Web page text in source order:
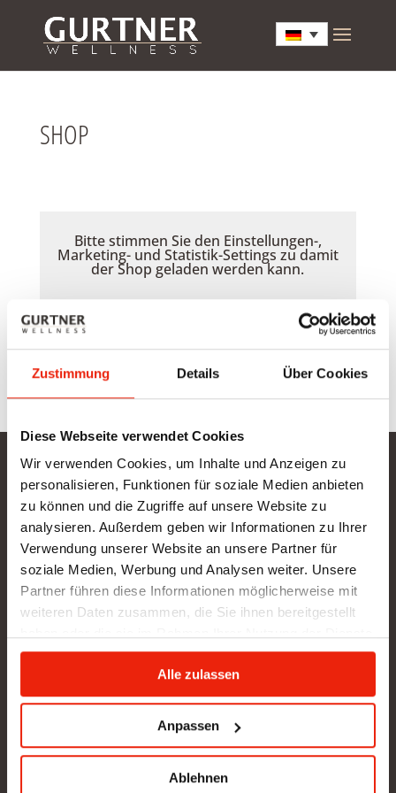
Zustimmung Details Über Cookies
Diese Webseite verwendet Cookies
Wir verwenden Cookies, um Inhalte und Anzeigen zu
personalisieren, Funktionen für soziale Medien anbieten
zu können und die Zugriffe auf unsere Website zu
analysieren. Außerdem geben wir Informationen zu Ihrer
Verwendung unserer Website an unsere Partner für
soziale Medien, Werbung und Analysen weiter. Unsere
Partner führen diese Informationen möglicherweise mit
weiteren Daten zusammen, die Sie ihnen bereitgestellt
gesammelt haben.
Alle zulassen
Anpassen
Ablehnen
SHOP
Bitte stimmen Sie den Einstellungen-,
Marketing- und Statistik-Settings zu damit
der Shop geladen werden kann.
Gurtner Wellness GmbH
SHOWROOM NEU: in Arbeit - wir bitten um etwas
Geduld
BÜRO (kein Kundenverkehr):
Gunzing 57
4923 Lohnsburg
office@gurtner-infrarot.at
Anfrage senden